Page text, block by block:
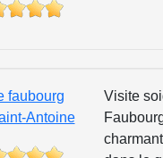
faubourg
Antoine
Visite